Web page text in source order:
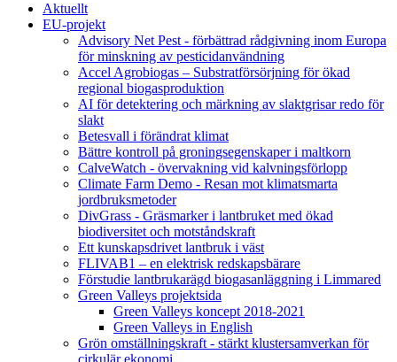
Aktuellt
EU-projekt
Advisory Net Pest - förbättrad rådgivning inom Europa
för minskning av pesticidanvändning
Accel Agrobiogas – Substratförsörjning för ökad
regional biogasproduktion
AI för detektering och märkning av slaktgrisar redo för
slakt
Betesvall i förändrat klimat
Bättre kontroll på groningsegenskaper i maltkorn
CalveWatch - övervakning vid kalvningsförlopp
Climate Farm Demo - Resan mot klimatsmarta
jordbruksmetoder
DivGrass - Gräsmarker i lantbruket med ökad
biodiversitet och motståndskraft
Ett kunskapsdrivet lantbruk i väst
FLIVAB1 – en elektrisk redskapsbärare
Förstudie lantbrukarägd biogasanläggning i Limmared
Green Valleys projektsida
Green Valleys koncept 2018-2021
Green Valleys in English
Grön omställningskraft - stärkt klustersamverkan för
cirkulär ekonomi